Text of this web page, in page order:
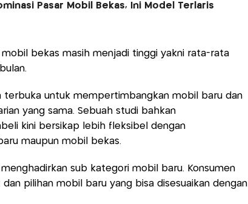
Pasar Mobil Bekas, Ini Model Terlaris
bekas masih menjadi tinggi yakni rata-rata
terbuka untuk mempertimbangkan mobil baru dan
yang sama. Sebuah studi bahkan
kini bersikap lebih fleksibel dengan
maupun mobil bekas.
sub kategori mobil baru. Konsumen
pilihan mobil baru yang bisa disesuaikan dengan